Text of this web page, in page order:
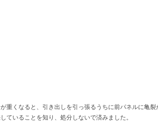
重くなると、引き出しを引っ張るうちに前パネルに亀
ていることを知り、処分しないで済みました。